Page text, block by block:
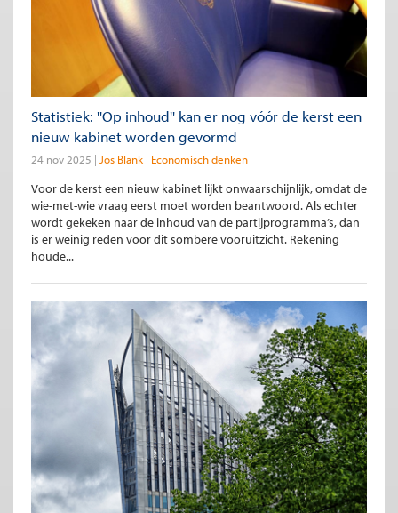
Statistiek: ''Op inhoud'' kan er nog vóór de kerst een
nieuw kabinet worden gevormd
24 nov 2025 Jos Blank Economisch denken
Voor de kerst een nieuw kabinet lijkt onwaarschijnlijk, omdat de
wie-met-wie vraag eerst moet worden beantwoord. Als echter
wordt gekeken naar de inhoud van de partijprogramma’s, dan
is er weinig reden voor dit sombere vooruitzicht. Rekening
houde...